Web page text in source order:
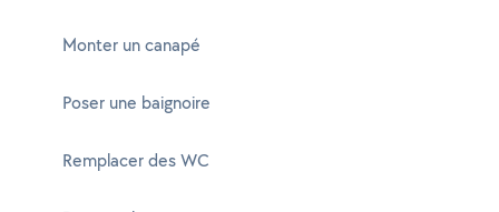
Monter un canapé
Poser une baignoire
Remplacer des WC